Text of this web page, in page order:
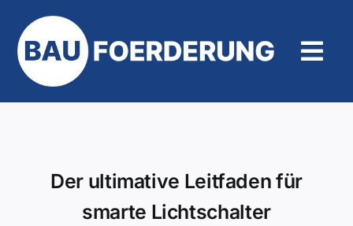
Inhalt
springen
Der ultimative Leitfaden für
smarte Lichtschalter